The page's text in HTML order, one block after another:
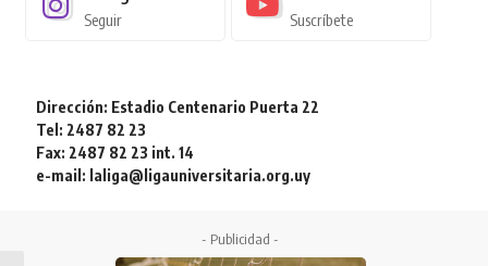
Seguir Suscríbete
Dirección: Estadio Centenario Puerta 22
Tel: 2487 82 23
Fax: 2487 82 23 int. 14
e-mail: laliga@ligauniversitaria.org.uy
- Publicidad -